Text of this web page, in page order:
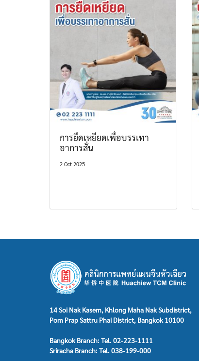
การยืดเหยียดเพื่อบรรเทา
อาการสั่น
2 Oct 2025
14 Soi Nak Kasem, Khlong Maha Nak Subdistrict,
Pom Prap Sattru Phai District, Bangkok 10100
Bangkok Branch: Tel. 02-223-1111
Sriracha Branch: Tel. 038-199-000